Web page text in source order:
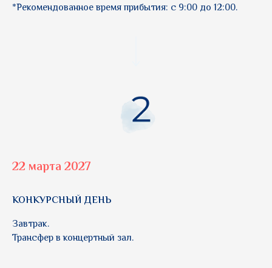
*Рекомендованное время прибытия: с 9:00 до 12:00.
22 марта 2027
КОНКУРСНЫЙ ДЕНЬ
Завтрак.
Трансфер в концертный зал.